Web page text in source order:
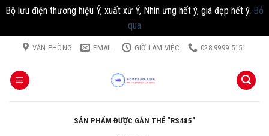
Bộ lưu điện thương hiệu Ý, xuất xứ Ý, Nhìn ưng hết ý, giá đẹp hết ý. Bỏ
qua
Chuyển
dung
VĂN PHÒNG EMAIL GIỜ LÀM VIỆC 028.9999.5151
SẢN PHẨM ĐƯỢC GẮN THẺ “RS485”